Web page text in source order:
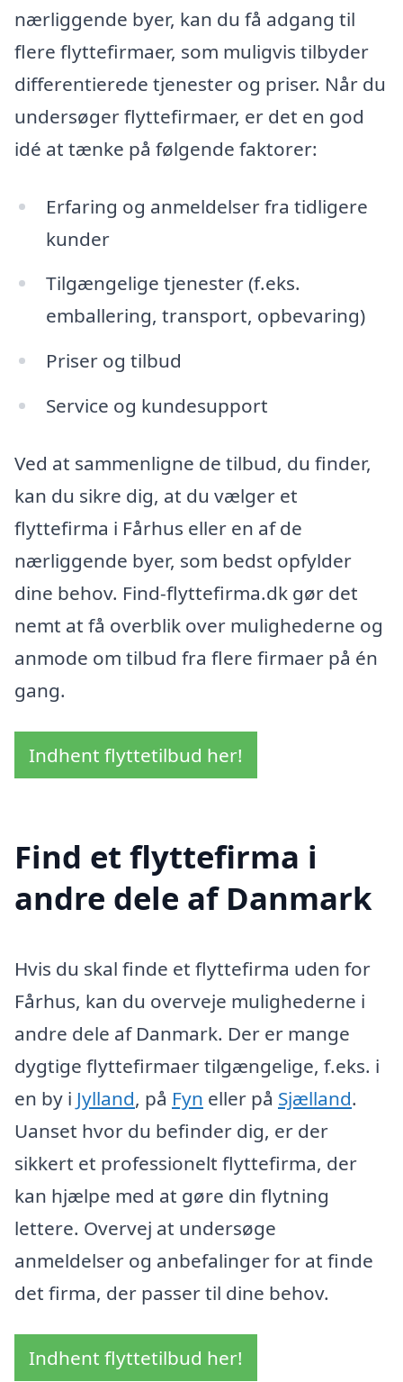
nærliggende byer, kan du få adgang til
flere flyttefirmaer, som muligvis tilbyder
differentierede tjenester og priser. Når du
undersøger flyttefirmaer, er det en god
idé at tænke på følgende faktorer:
Erfaring og anmeldelser fra tidligere
kunder
Tilgængelige tjenester (f.eks.
emballering, transport, opbevaring)
Priser og tilbud
Service og kundesupport
Ved at sammenligne de tilbud, du finder,
kan du sikre dig, at du vælger et
flyttefirma i Fårhus eller en af de
nærliggende byer, som bedst opfylder
dine behov. Find-flyttefirma.dk gør det
nemt at få overblik over mulighederne og
anmode om tilbud fra flere firmaer på én
gang.
Indhent flyttetilbud her!
Find et flyttefirma i
andre dele af Danmark
Hvis du skal finde et flyttefirma uden for
Fårhus, kan du overveje mulighederne i
andre dele af Danmark. Der er mange
dygtige flyttefirmaer tilgængelige, f.eks. i
en by i Jylland, på Fyn eller på Sjælland.
Uanset hvor du befinder dig, er der
sikkert et professionelt flyttefirma, der
kan hjælpe med at gøre din flytning
lettere. Overvej at undersøge
anmeldelser og anbefalinger for at finde
det firma, der passer til dine behov.
Indhent flyttetilbud her!